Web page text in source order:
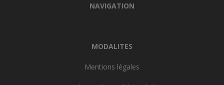
NAVIGATION
MODALITES
Mentions légales